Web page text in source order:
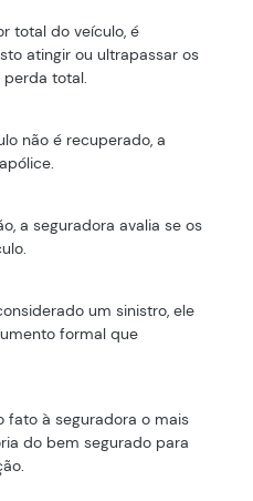
total do veículo, é
atingir ou ultrapassar os
perda total.
não é recuperado, a
a seguradora avalia se os
um sinistro, ele
formal que
fato à seguradora o mais
do bem segurado para